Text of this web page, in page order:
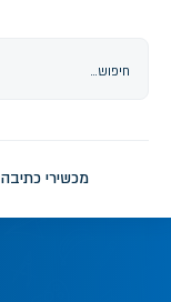
מכשירי כתיבה